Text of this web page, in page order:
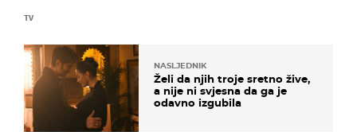
TV
NASLJEDNIK
Želi da njih troje sretno žive,
a nije ni svjesna da ga je
odavno izgubila